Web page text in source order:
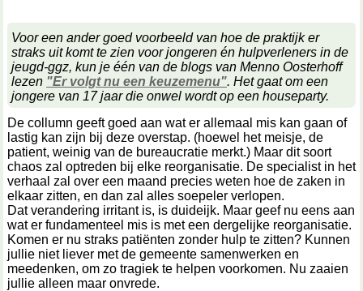
Voor een ander goed voorbeeld van hoe de praktijk er
straks uit komt te zien voor jongeren én hulpverleners in de
jeugd-ggz, kun je één van de blogs van Menno Oosterhoff
lezen "Er volgt nu een keuzemenu". Het gaat om een
jongere van 17 jaar die onwel wordt op een houseparty.
De collumn geeft goed aan wat er allemaal mis kan gaan of
lastig kan zijn bij deze overstap. (hoewel het meisje, de
patient, weinig van de bureaucratie merkt.) Maar dit soort
chaos zal optreden bij elke reorganisatie. De specialist in het
verhaal zal over een maand precies weten hoe de zaken in
elkaar zitten, en dan zal alles soepeler verlopen.
Dat verandering irritant is, is duideijk. Maar geef nu eens aan
wat er fundamenteel mis is met een dergelijke reorganisatie.
Komen er nu straks patiënten zonder hulp te zitten? Kunnen
jullie niet liever met de gemeente samenwerken en
meedenken, om zo tragiek te helpen voorkomen. Nu zaaien
jullie alleen maar onvrede.